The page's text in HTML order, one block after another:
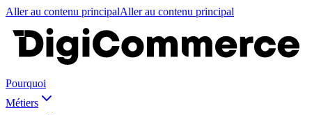
Aller au contenu principalAller au contenu principal
Pourquoi
Métiers